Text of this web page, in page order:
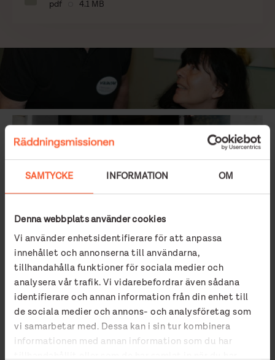
SAMTYCKE INFORMATION OM
Denna webbplats använder cookies
Vi använder enhetsidentifierare för att anpassa
innehållet och annonserna till användarna,
tillhandahålla funktioner för sociala medier och
analysera vår trafik. Vi vidarebefordrar även sådana
identifierare och annan information från din enhet till
de sociala medier och annons- och analysföretag som
vi samarbetar med. Dessa kan i sin tur kombinera
informationen med annan information som du har
pdf 4.1 MB
Det svåra med vintern